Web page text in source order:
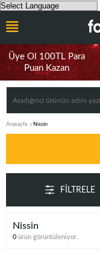
Üye Ol 100TL Para
Puan Kazan
Anasayfa Nissin
FILTRELE
Nissin
0 ürün görüntüleniyor.